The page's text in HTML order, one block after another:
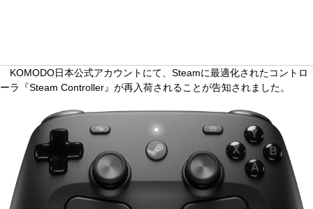
KOMODO日本公式アカウントにて、Steamに最適化されたコントロ
ーラ『Steam Controller』が再入荷されることが告知されました。